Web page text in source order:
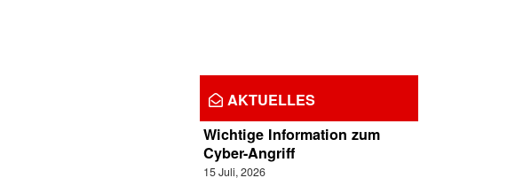
AKTUELLES
Wichtige Information zum
Cyber-Angriff
15 Juli, 2026